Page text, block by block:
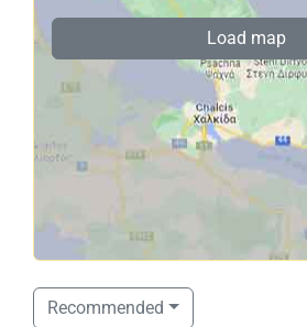
Load map
Recommended
ΣΤΑΘΟΠΟΥΛΟΣ